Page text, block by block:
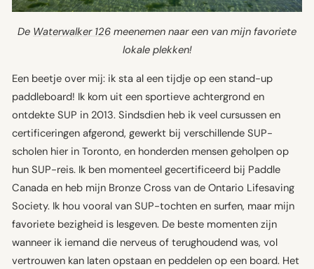
De Waterwalker 126 meenemen naar een van mijn favoriete
lokale plekken!
Een beetje over mij: ik sta al een tijdje op een stand-up
paddleboard! Ik kom uit een sportieve achtergrond en
ontdekte SUP in 2013. Sindsdien heb ik veel cursussen en
certificeringen afgerond, gewerkt bij verschillende SUP-
scholen hier in Toronto, en honderden mensen geholpen op
hun SUP-reis. Ik ben momenteel gecertificeerd bij Paddle
Canada en heb mijn Bronze Cross van de Ontario Lifesaving
Society. Ik hou vooral van SUP-tochten en surfen, maar mijn
favoriete bezigheid is lesgeven. De beste momenten zijn
wanneer ik iemand die nerveus of terughoudend was, vol
vertrouwen kan laten opstaan en peddelen op een board. Het